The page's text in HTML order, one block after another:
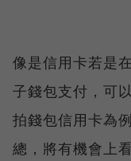
像是信用卡若是
子錢包支付，可
拍錢包信用卡為
總，將有機會上看